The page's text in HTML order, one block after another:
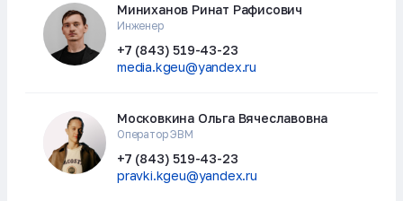
Миниханов Ринат Рафисович
Инженер
+7 (843) 519-43-23
media.kgeu@yandex.ru
Московкина Ольга Вячеславовна
Оператор ЭВМ
+7 (843) 519-43-23
pravki.kgeu@yandex.ru